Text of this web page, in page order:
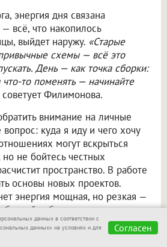
энергия дня связана
всё, что накопилось
выйдет наружу. «Старые
схемы — всё это
День — как точка сборки:
то поменять — начинайте
Филимонова.
внимание на личные
куда я иду и чего хочу
могут вскрыться
не бойтесь честных
пространство. В работе
основы новых проектов.
энергия мощная, но резкая —
пейте больше воды
«Загадывайте желания!
и затмений энергия
данных в соответствии с
данных» на условиях и для
Согласен